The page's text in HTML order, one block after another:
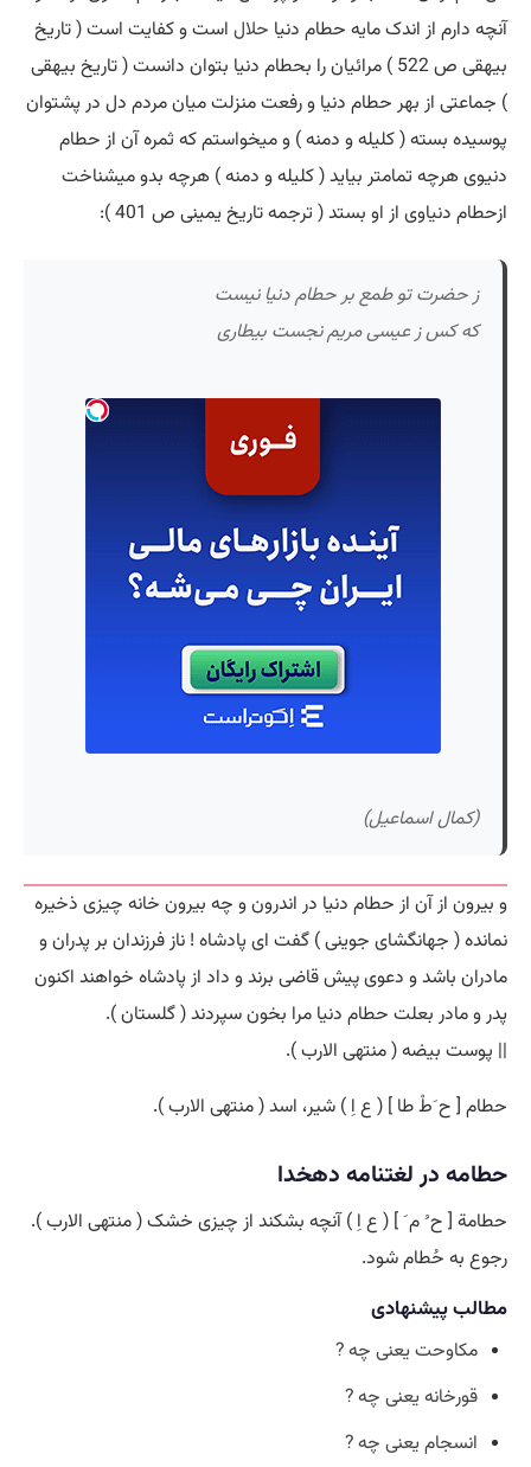
آنچه دارم از اندک مایه حطام دنیا حلال است و کفایت است ( تاریخ
بیهقی ص 522 ) مرائیان را بحطام دنیا بتوان دانست ( تاریخ بیهقی
) جماعتی از بهر حطام دنیا و رفعت منزلت میان مردم دل در پشتوان
پوسیده بسته ( کلیله و دمنه ) و میخواستم که ثمره آن از حطام
دنیوی هرچه تمامتر بیاید ( کلیله و دمنه ) هرچه بدو میشناخت
ازحطام دنیاوی از او بستد ( ترجمه تاریخ یمینی ص 401 ):
ز حضرت تو طمع بر حطام دنیا نیست
که کس ز عیسی مریم نجست بیطاری
(کمال اسماعیل)
و بیرون از آن از حطام دنیا در اندرون و چه بیرون خانه چیزی ذخیره
نمانده ( جهانگشای جوینی ) گفت ای پادشاه ! ناز فرزندان بر پدران و
مادران باشد و دعوی پیش قاضی برند و داد از پادشاه خواهند اکنون
پدر و مادر بعلت حطام دنیا مرا بخون سپردند ( گلستان ).
|| پوست بیضه ( منتهی الارب ).
حطام [ ح َطْ طا ] ( ع اِ ) شیر، اسد ( منتهی الارب ).
حطامه در لغتنامه دهخدا
حطامة [ ح ُ م َ ] ( ع اِ ) آنچه بشکند از چیزی خشک ( منتهی الارب ).
رجوع به حُطام شود.
مطالب پیشنهادی
مکاوحت یعنی چه ?
قورخانه یعنی چه ?
انسجام یعنی چه ?